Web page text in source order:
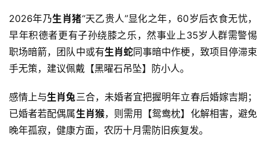
2026年乃生肖猪“天乙贵人”显化之年，60岁后衣食无忧，
早年积德者更有子孙绕膝之乐，然事业上35岁人群需警惕
职场暗箭，团队中或有生肖蛇同事暗中作梗，致项目停滞束
手无策，建议佩戴【黑曜石吊坠】防小人。
感情上与生肖兔三合，未婚者宜把握明年立春后婚嫁吉期；
已婚者若配偶属生肖猴，则需用【鸳鸯枕】化解相害，避免
晚年孤寂，健康方面，农历十月需防旧疾复发。